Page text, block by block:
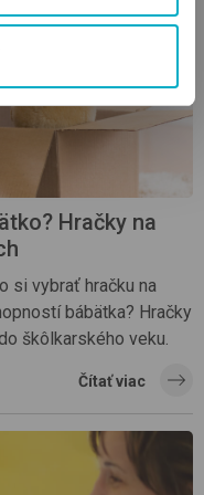
Hračky na
si vybrať hračku na
bábätka? Hračky
škôlkarského veku.
Čítať viac